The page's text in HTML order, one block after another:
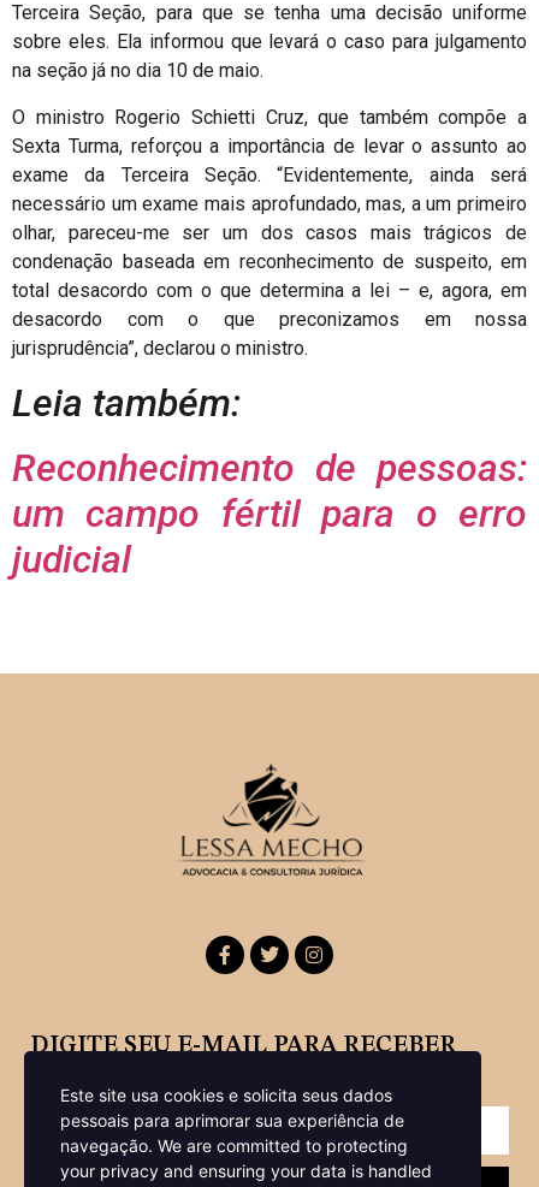
Terceira Seção, para que se tenha uma decisão uniforme
sobre eles. Ela informou que levará o caso para julgamento
na seção já no dia 10 de maio.
O ministro Rogerio Schietti Cruz, que também compõe a
Sexta Turma, reforçou a importância de levar o assunto ao
exame da Terceira Seção. “Evidentemente, ainda será
necessário um exame mais aprofundado, mas, a um primeiro
olhar, pareceu-me ser um dos casos mais trágicos de
condenação baseada em reconhecimento de suspeito, em
total desacordo com o que determina a lei – e, agora, em
desacordo com o que preconizamos em nossa
jurisprudência”, declarou o ministro.
Leia também:
Reconhecimento de pessoas:
um campo fértil para o erro
judicial
DIGITE SEU E-MAIL PARA RECEBER
Este site usa cookies e solicita seus dados
pessoais para aprimorar sua experiência de
navegação. We are committed to protecting
your privacy and ensuring your data is handled